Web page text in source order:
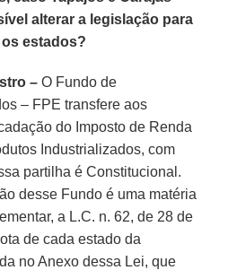
alterar a legislação para
estados?
– O Fundo de
– FPE transfere aos
do Imposto de Renda
Industrializados, com
partilha é Constitucional.
desse Fundo é uma matéria
a L.C. n. 62, de 28 de
de cada estado da
no Anexo dessa Lei, que